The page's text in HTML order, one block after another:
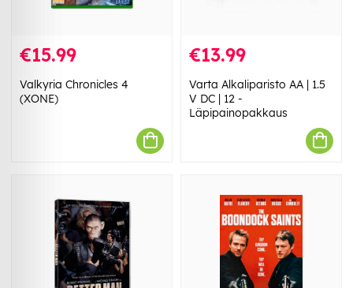
€15.99
Valkyria Chronicles 4
(XONE)
€13.99
Varta Alkaliparisto AA | 1.5
V DC | 12 -
Läpipainopakkaus